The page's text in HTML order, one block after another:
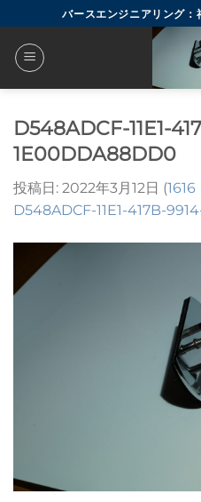
to
content
バースエンジニアリング：
D548ADCF-11E1-
1E00DDA88DD0
投稿日: 2022年3月12日 (
D548ADCF-11E1-417B-